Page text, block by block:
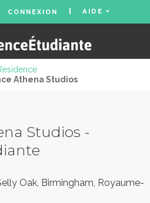
CONNEXION AIDE
Athena Studios
Studios -
Oak, Birmingham, Royaume-